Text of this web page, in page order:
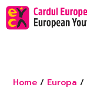
Home / Europa /